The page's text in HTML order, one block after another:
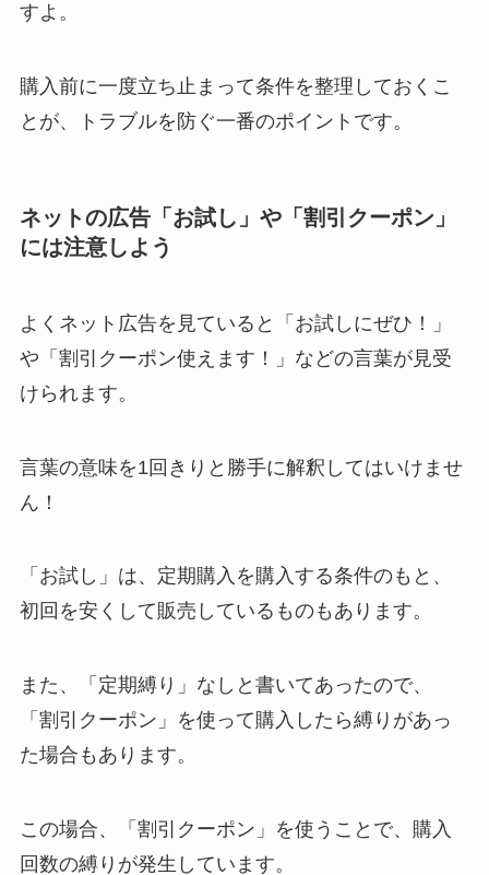
すよ。
購入前に一度立ち止まって条件を整理しておくこ
とが、トラブルを防ぐ一番のポイントです。
ネットの広告「お試し」や「割引クーポン」
には注意しよう
よくネット広告を見ていると「お試しにぜひ！」
や「割引クーポン使えます！」などの言葉が見受
けられます。
言葉の意味を1回きりと勝手に解釈してはいけませ
ん！
「お試し」は、定期購入を購入する条件のもと、
初回を安くして販売しているものもあります。
また、「定期縛り」なしと書いてあったので、
「割引クーポン」を使って購入したら縛りがあっ
た場合もあります。
この場合、「割引クーポン」を使うことで、購入
回数の縛りが発生しています。